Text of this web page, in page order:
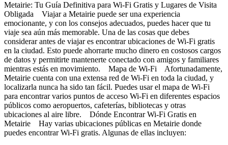
Metairie: Tu Guía Definitiva para Wi-Fi Gratis y Lugares de Visita
Obligada Viajar a Metairie puede ser una experiencia
emocionante, y con los consejos adecuados, puedes hacer que tu
viaje sea aún más memorable. Una de las cosas que debes
considerar antes de viajar es encontrar ubicaciones de Wi-Fi gratis
en la ciudad. Esto puede ahorrarte mucho dinero en costosos cargos
de datos y permitirte mantenerte conectado con amigos y familiares
mientras estás en movimiento. Mapa de Wi-Fi Afortunadamente,
Metairie cuenta con una extensa red de Wi-Fi en toda la ciudad, y
localizarla nunca ha sido tan fácil. Puedes usar el mapa de Wi-Fi
para encontrar varios puntos de acceso Wi-Fi en diferentes espacios
públicos como aeropuertos, cafeterías, bibliotecas y otras
ubicaciones al aire libre. Dónde Encontrar Wi-Fi Gratis en
Metairie Hay varias ubicaciones públicas en Metairie donde
puedes encontrar Wi-Fi gratis. Algunas de ellas incluyen: